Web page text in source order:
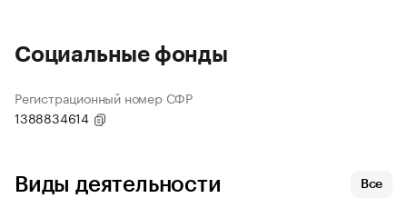
Социальные фонды
Регистрационный номер СФР
1388834614
Виды деятельности Все